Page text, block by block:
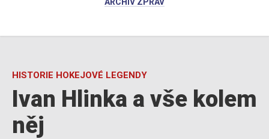
HISTORIE HOKEJOVÉ LEGENDY
Ivan Hlinka a vše kolem
něj